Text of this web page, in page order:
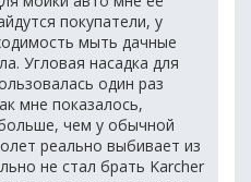
покупатели, у
мыть дачные
Угловая насадка для
один раз
мне показалось,
чем у обычной
реально выбивает из
не стал брать Karcher